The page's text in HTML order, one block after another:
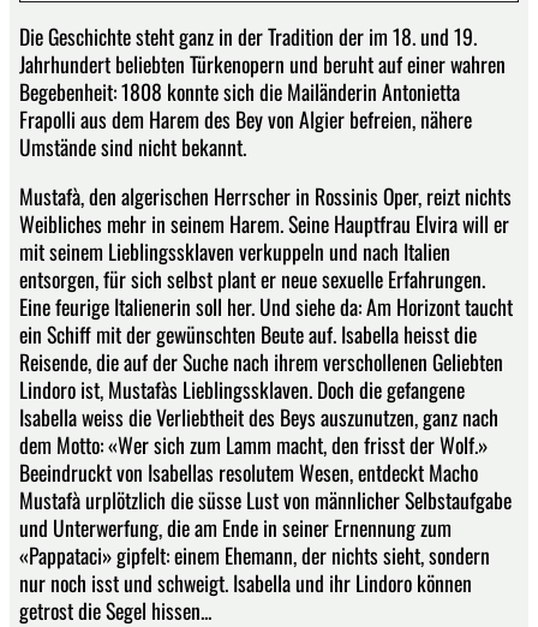
Die Geschichte steht ganz in der Tradition der im 18. und 19.
Jahrhundert beliebten Türkenopern und beruht auf einer wahren
Begebenheit: 1808 konnte sich die Mailänderin Antonietta
Frapolli aus dem Harem des Bey von Algier befreien, nähere
Umstände sind nicht bekannt.
Mustafà, den algerischen Herrscher in Rossinis Oper, reizt nichts
Weibliches mehr in seinem Harem. Seine Hauptfrau Elvira will er
mit seinem Lieblingssklaven verkuppeln und nach Italien
entsorgen, für sich selbst plant er neue sexuelle Erfahrungen.
Eine feurige Italienerin soll her. Und siehe da: Am Horizont taucht
ein Schiff mit der gewünschten Beute auf. Isabella heisst die
Reisende, die auf der Suche nach ihrem verschollenen Geliebten
Lindoro ist, Mustafàs Lieblingssklaven. Doch die gefangene
Isabella weiss die Verliebtheit des Beys auszunutzen, ganz nach
dem Motto: «Wer sich zum Lamm macht, den frisst der Wolf.»
Beeindruckt von Isabellas resolutem Wesen, entdeckt Macho
Mustafà urplötzlich die süsse Lust von männlicher Selbstaufgabe
und Unterwerfung, die am Ende in seiner Ernennung zum
«Pappataci» gipfelt: einem Ehemann, der nichts sieht, sondern
nur noch isst und schweigt. Isabella und ihr Lindoro können
getrost die Segel hissen...